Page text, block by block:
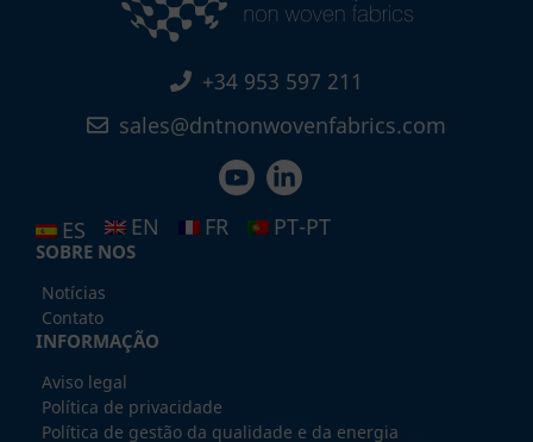
+34 953 597 211
sales@dntnonwovenfabrics.com
ES EN FR PT-PT
SOBRE NOS
Notícias
Contato
INFORMAÇÃO
Aviso legal
Política de privacidade
Política de gestão da qualidade e da energia